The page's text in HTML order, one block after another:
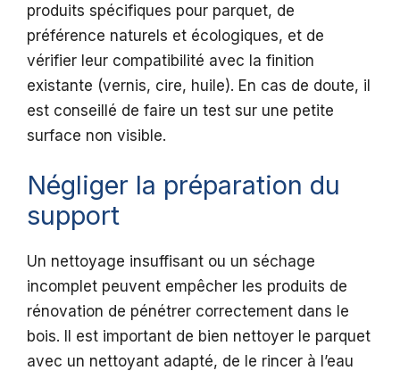
produits spécifiques pour parquet, de
préférence naturels et écologiques, et de
vérifier leur compatibilité avec la finition
existante (vernis, cire, huile). En cas de doute, il
est conseillé de faire un test sur une petite
surface non visible.
Négliger la préparation du
support
Un nettoyage insuffisant ou un séchage
incomplet peuvent empêcher les produits de
rénovation de pénétrer correctement dans le
bois. Il est important de bien nettoyer le parquet
avec un nettoyant adapté, de le rincer à l’eau